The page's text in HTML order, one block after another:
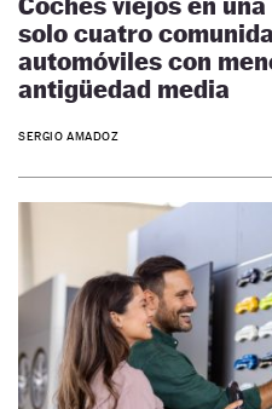
solo cuatro
automóviles con
antigüedad media
SERGIO AMADOZ